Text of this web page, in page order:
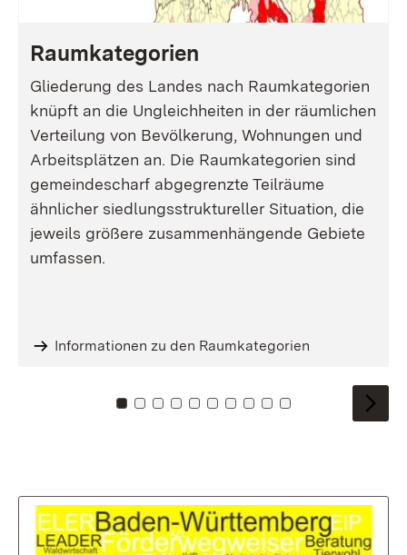
Raumkategorien
Gliederung des Landes nach Raumkategorien
knüpft an die Ungleichheiten in der räumlichen
Verteilung von Bevölkerung, Wohnungen und
Arbeitsplätzen an. Die Raumkategorien sind
gemeindescharf abgegrenzte Teilräume
ähnlicher siedlungsstruktureller Situation, die
jeweils größere zusammenhängende Gebiete
umfassen.
Informationen zu den Raumkategorien
Zu Kachel: 0
Zu Kachel: 1
Zu Kachel: 2
Zu Kachel: 3
Zu Kachel: 4
Zu Kachel: 5
Zu Kachel: 6
Zu Kachel: 7
Zu Kachel: 8
Zu Kachel: 9